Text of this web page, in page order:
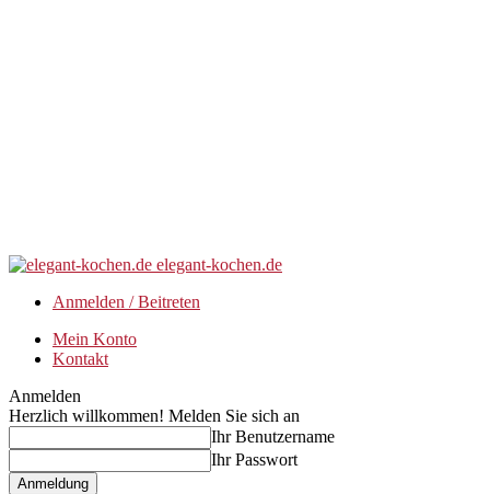
elegant-kochen.de
Anmelden / Beitreten
Mein Konto
Kontakt
Anmelden
Herzlich willkommen! Melden Sie sich an
Ihr Benutzername
Ihr Passwort